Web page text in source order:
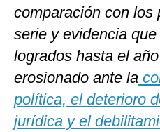
Mix
G de Gestión
Notas Contratadas
Podcast
Gestión TV
comparación con los
serie y evidencia
logrados hasta el
erosionado ante la
política, el deterioro
jurídica y el